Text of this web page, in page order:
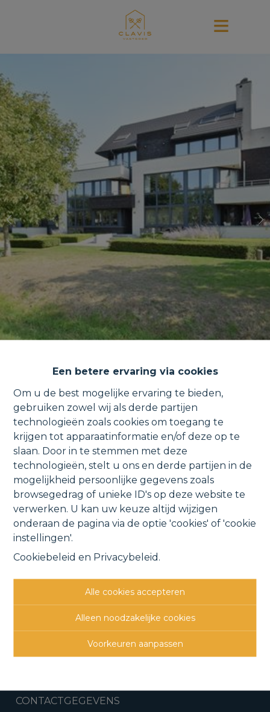
Een betere ervaring via cookies
Om u de best mogelijke ervaring te bieden,
gebruiken zowel wij als derde partijen
technologieën zoals cookies om toegang te
krijgen tot apparaatinformatie en/of deze op te
slaan. Door in te stemmen met deze
technologieën, stelt u ons en derde partijen in de
mogelijkheid persoonlijke gegevens zoals
browsegedrag of unieke ID's op deze website te
verwerken. U kan uw keuze altijd wijzigen
onderaan de pagina via de optie 'cookies' of 'cookie
instellingen'.
Cookiebeleid en Privacybeleid.
Alle cookies accepteren
Alleen noodzakelijke cookies
Voorkeuren aanpassen
Recent en ruim appartement
met uniek vaartzicht en garage.
Oostdijk 12 3, 1880 Kapelle-op-den-Bos
VERKOCHT
Vorige Lijst Volgende
CONTACTGEGEVENS